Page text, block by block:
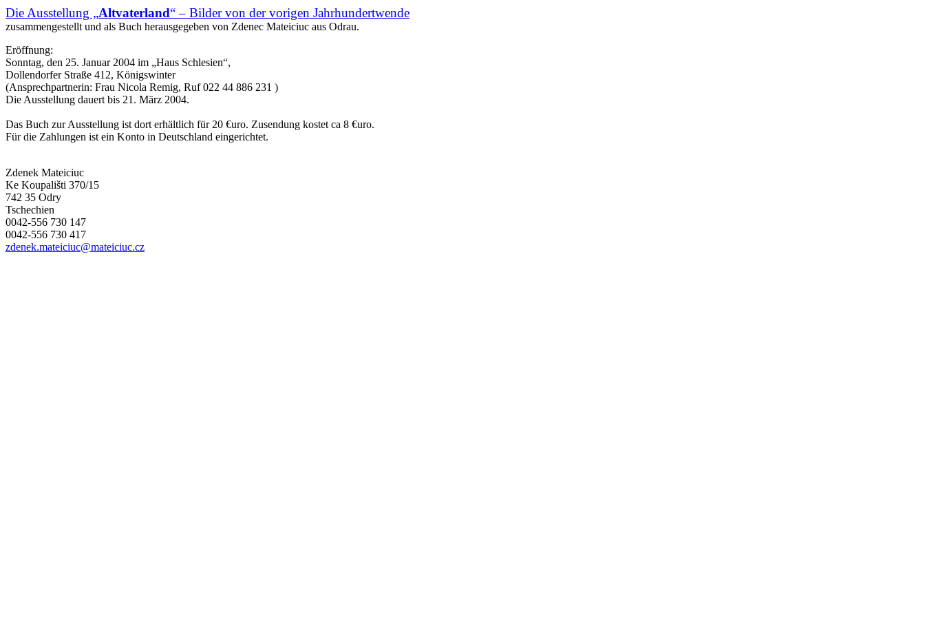
Die Ausstellung „Altvaterland“ – Bilder von der vorigen Jahrhundertwende
zusammengestellt und als Buch herausgegeben von Zdenec Mateiciuc aus Odrau.
Eröffnung:
Sonntag, den 25. Januar 2004 im „Haus Schlesien“,
Dollendorfer Straße 412, Königswinter
(Ansprechpartnerin: Frau Nicola Remig, Ruf 022 44 886 231 )
Die Ausstellung dauert bis 21. März 2004.
Das Buch zur Ausstellung ist dort erhältlich für 20 €uro. Zusendung kostet ca 8 €uro.
Für die Zahlungen ist ein Konto in Deutschland eingerichtet.
Zdenek Mateiciuc
Ke Koupališti 370/15
742 35 Odry
Tschechien
0042-556 730 147
0042-556 730 417
zdenek.mateiciuc@mateiciuc.cz